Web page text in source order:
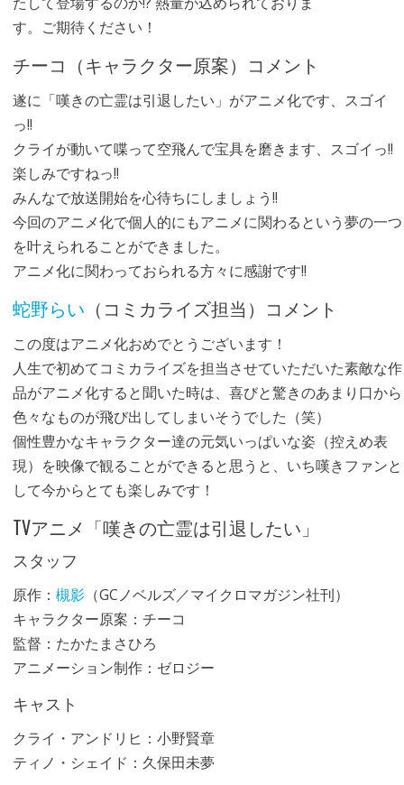
す。ご期待ください！
チーコ（キャラクター原案）コメント
遂に「嘆きの亡霊は引退したい」がアニメ化です、スゴイ
っ!!
クライが動いて喋って空飛んで宝具を磨きます、スゴイっ!!
楽しみですねっ!!
みんなで放送開始を心待ちにしましょう!!
今回のアニメ化で個人的にもアニメに関わるという夢の一つ
を叶えられることができました。
アニメ化に関わっておられる方々に感謝です!!
蛇野らい （コミカライズ担当）コメント
この度はアニメ化おめでとうございます！
人生で初めてコミカライズを担当させていただいた素敵な作
品がアニメ化すると聞いた時は、喜びと驚きのあまり口から
色々なものが飛び出してしまいそうでした（笑）
個性豊かなキャラクター達の元気いっぱいな姿（控えめ表
現）を映像で観ることができると思うと、いち嘆きファンと
して今からとても楽しみです！
TVアニメ「嘆きの亡霊は引退したい」
スタッフ
原作： 槻影（GCノベルズ／マイクロマガジン社刊）
キャラクター原案：チーコ
監督：たかたまさひろ
アニメーション制作：ゼロジー
キャスト
クライ・アンドリヒ：小野賢章
ティノ・シェイド：久保田未夢